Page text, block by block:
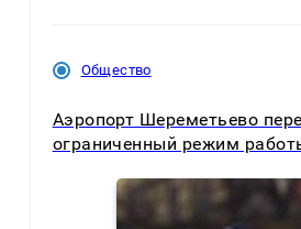
Общество
Аэропорт Шереметьево
ограниченный режим